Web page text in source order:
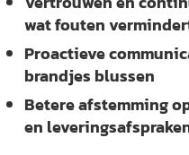
wat fouten
Proactieve
brandjes blussen
Betere afstemming
en